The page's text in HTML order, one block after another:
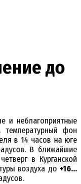
до
и неблагоприятные
фон
в 14 часов на юге
В ближайшие
в Курганской
воздуха до +16…